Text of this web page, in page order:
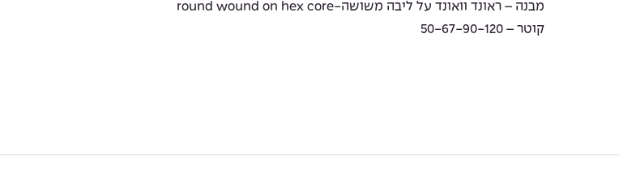
מבנה – ראונד וואונד על ליבה משושה-round wound on hex core
קוטר – 50-67-90-120